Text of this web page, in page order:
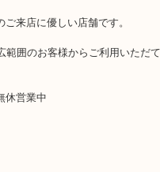
取価格満足度No1を目指して
のご来店に優しい店舗です。